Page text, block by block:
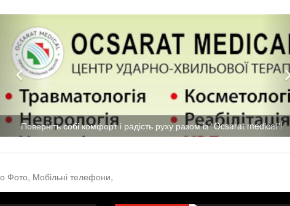
Поверніть собі комфорт і радість руху разом із “Ocsarat medical”!
Фото, Мобільні телефони,